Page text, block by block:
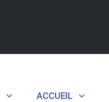
ACCUEIL